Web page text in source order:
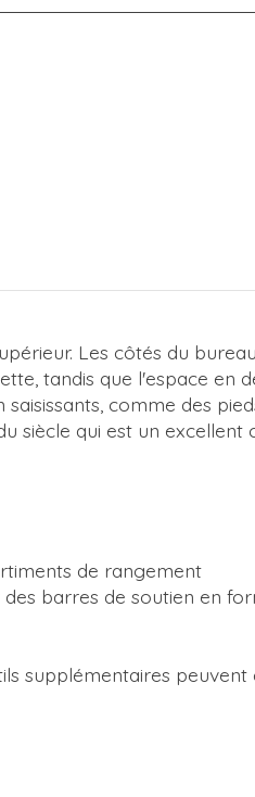
Les côtés du
tandis que l'espace en
comme des
siècle qui est un excellent
de rangement
barres de soutien en
supplémentaires peuvent